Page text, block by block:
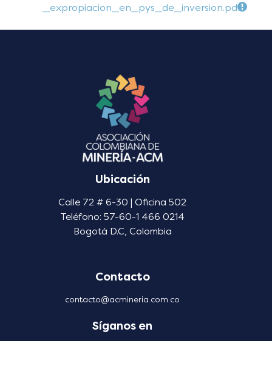
_expropiacion_en_pys_de_inversion.pdf
Ubicación
Calle 72 # 6-30 | Oficina 502
Teléfono: 57-60-1 466 0214
Bogotá D.C, Colombia
Contacto
contacto@acmineria.com.co
Síganos en